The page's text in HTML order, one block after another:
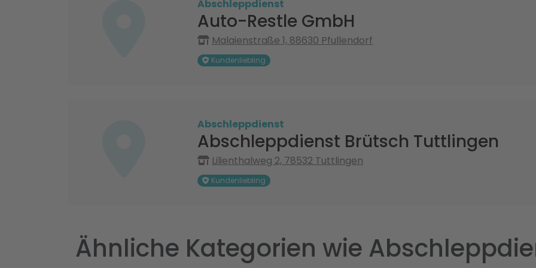
Abschleppdienst
Auto-Restle GmbH
Malaienstraße 1, 88630 Pfullendorf
Kundenliebling
Abschleppdienst
Abschleppdienst Brütsch Tuttlingen
Lilienthalweg 2, 78532 Tuttlingen
Kundenliebling
Ähnliche Kategorien wie